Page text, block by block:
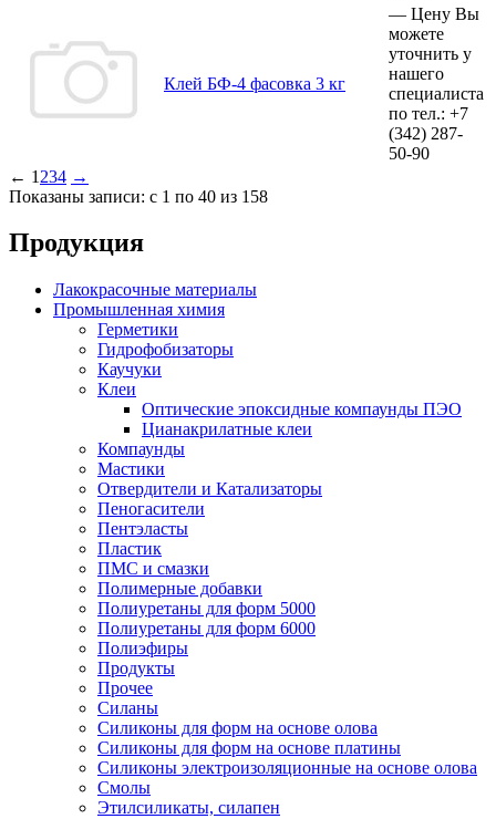
Клей БФ-4 фасовка 3 кг
— Цену Вы
можете
уточнить у
нашего
специалиста
по тел.: +7
(342) 287-
50-90
← 1 234 →
Показаны записи: с 1 по 40 из 158
Продукция
Лакокрасочные материалы
Промышленная химия
Герметики
Гидрофобизаторы
Каучуки
Клеи
Оптические эпоксидные компаунды ПЭО
Цианакрилатные клеи
Компаунды
Мастики
Отвердители и Катализаторы
Пеногасители
Пентэласты
Пластик
ПМС и смазки
Полимерные добавки
Полиуретаны для форм 5000
Полиуретаны для форм 6000
Полиэфиры
Продукты
Прочее
Силаны
Силиконы для форм на основе олова
Силиконы для форм на основе платины
Силиконы электроизоляционные на основе олова
Смолы
Этилсиликаты, силапен